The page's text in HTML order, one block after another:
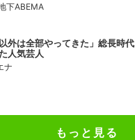
下ABEMA
以外は全部やってきた」総長時代
人気芸人
ナ
もっと見る